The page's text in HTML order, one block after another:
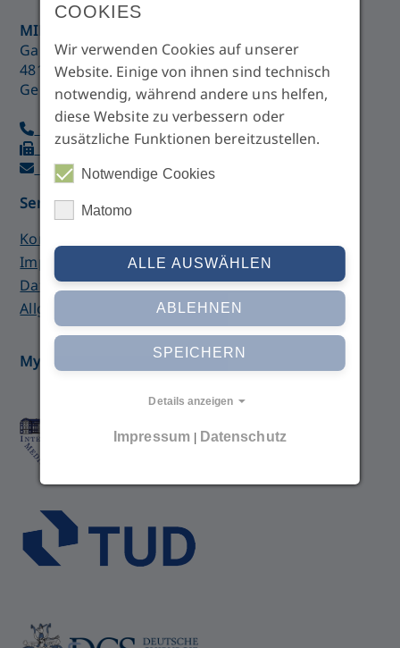
MIB GmbH
Gartenstraße 21
48147 Münster
Germany
+49 (0)251 28 76 99 90
+49 (0)251 210 87 64
imc@med-college.de
Service
Kontaktformular
Impressum
Datenschutzerklärung
Allgemeine Geschäftsbedingungen
MyIMC
COOKIES
Wir verwenden Cookies auf unserer
Website. Einige von ihnen sind technisch
notwendig, während andere uns helfen,
diese Website zu verbessern oder
zusätzliche Funktionen bereitzustellen.
Notwendige Cookies
Matomo
ALLE AUSWÄHLEN
ABLEHNEN
SPEICHERN
Details anzeigen
Impressum| Datenschutz